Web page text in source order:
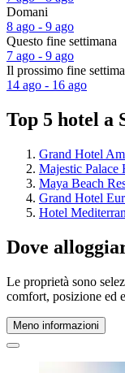
Domani
8 ago - 9 ago
Questo fine settimana
7 ago - 9 ago
Il prossimo fine
14 ago - 16 ago
Top 5 hotel a
Grand Hotel
Majestic Palace
Maya Beach
Grand Hotel
Hotel
Dove
Le proprietà sono
comfort, posizione ed
Meno informazioni